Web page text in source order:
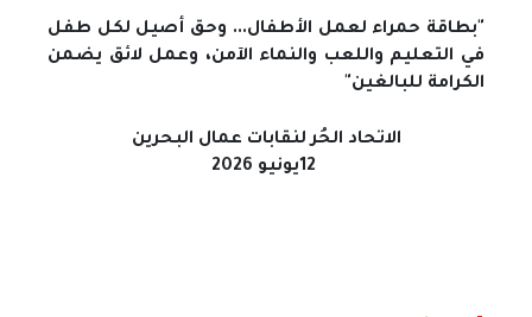
"بطاقة حمراء لعمل الأطفال... وحق أصيل لكل طفل
في التعليم واللعب والنماء الآمن، وعمل لائق يضمن
الكرامة للبالغين"
الاتحاد الحُر لنقابات عمال البحرين
12يونيو 2026